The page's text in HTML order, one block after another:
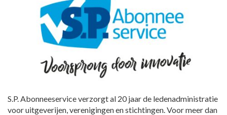
S.P. Abonneeservice verzorgt al 20 jaar de ledenadministratie
voor uitgeverijen, verenigingen en stichtingen. Voor meer dan